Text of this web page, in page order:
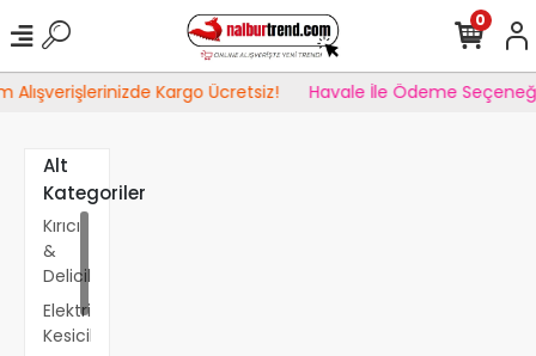
Kargo Ücretsiz! Havale İle Ödeme
0
Alt
Kategoriler
Kırıcı
&
Deliciler
Elektrikli
Kesiciler